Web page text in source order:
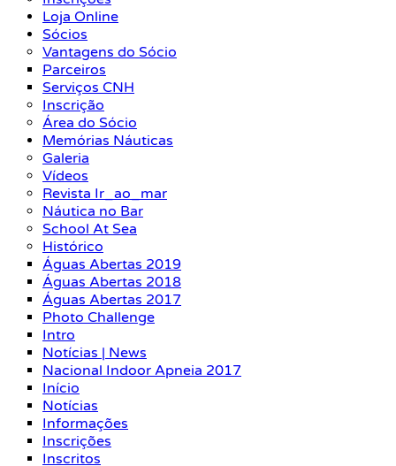
Loja Online
Sócios
Vantagens do Sócio
Parceiros
Serviços CNH
Inscrição
Área do Sócio
Memórias Náuticas
Galeria
Vídeos
Revista Ir_ao_mar
Náutica no Bar
School At Sea
Histórico
Águas Abertas 2019
Águas Abertas 2018
Águas Abertas 2017
Photo Challenge
Intro
Notícias | News
Nacional Indoor Apneia 2017
Início
Notícias
Informações
Inscrições
Inscritos